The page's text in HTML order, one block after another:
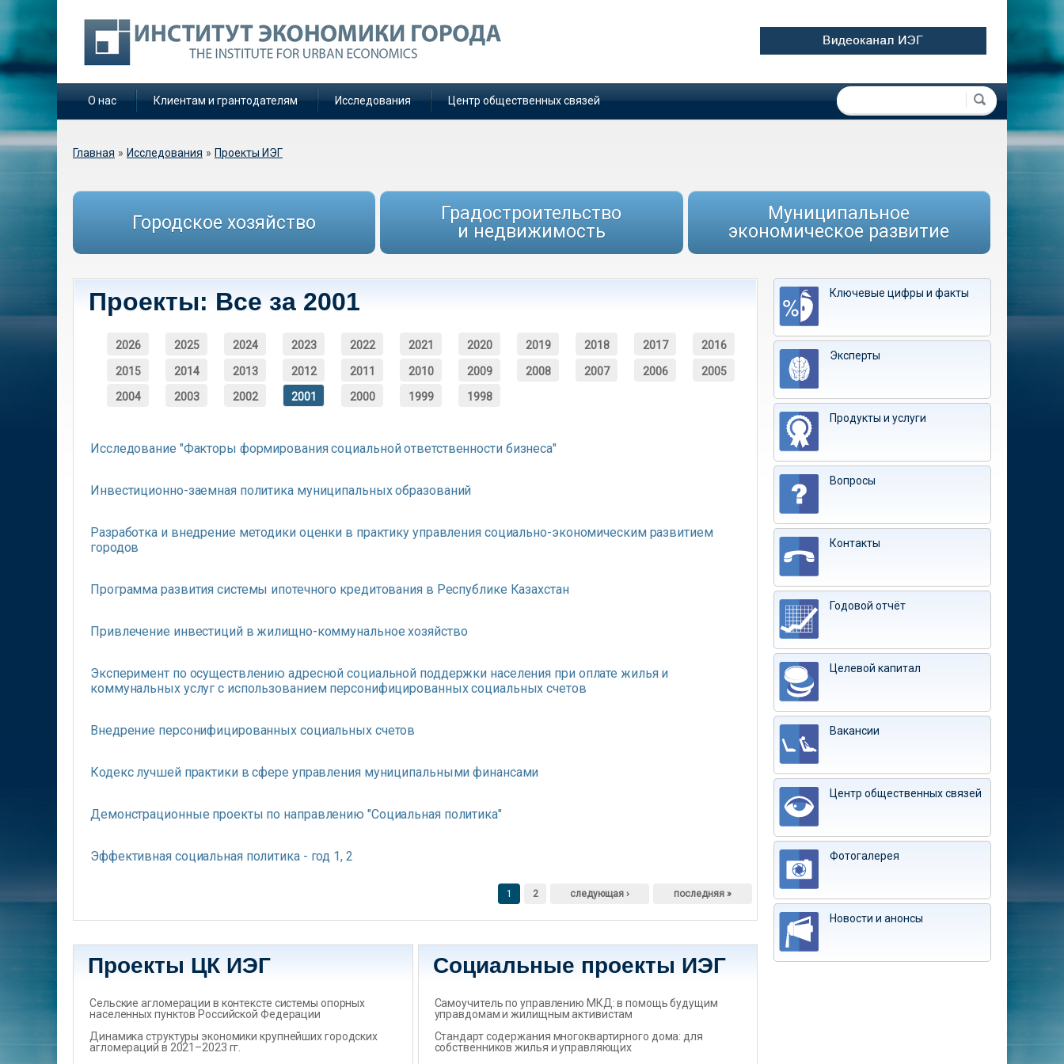
О нас Клиентам и грантодателям Исследования Центр общественных связей Форма поиска
Поиск
Вы здесь
Главная » Исследования » Проекты ИЭГ
Городское хозяйство
Градостроительство
и недвижимость
Муниципальное
экономическое развитие
Проекты: Все за 2001
2026 2025 2024 2023 2022 2021 2020 2019 2018 2017 2016
2015 2014 2013 2012 2011 2010 2009 2008 2007 2006 2005
2004 2003 2002 2001 2000 1999 1998
Исследование "Факторы формирования социальной ответственности бизнеса"
Инвестиционно-заемная политика муниципальных образований
Разработка и внедрение методики оценки в практику управления социально-экономическим развитием
городов
Программа развития системы ипотечного кредитования в Республике Казахстан
Привлечение инвестиций в жилищно-коммунальное хозяйство
Эксперимент по осуществлению адресной социальной поддержки населения при оплате жилья и
коммунальных услуг с использованием персонифицированных социальных счетов
Внедрение персонифицированных социальных счетов
Кодекс лучшей практики в сфере управления муниципальными финансами
Демонстрационные проекты по направлению "Социальная политика"
Эффективная социальная политика - год 1, 2
1 2 следующая › последняя »
Проекты ЦК ИЭГ
Сельские агломерации в контексте системы опорных
населенных пунктов Российской Федерации
Динамика структуры экономики крупнейших городских
агломераций в 2021–2023 гг.
Социальные проекты ИЭГ
Самоучитель по управлению МКД: в помощь будущим
управдомам и жилищным активистам
Стандарт содержания многоквартирного дома: для
собственников жилья и управляющих
Ключевые цифры и факты
Эксперты
Продукты и услуги
Вопросы
Контакты
Годовой отчёт
Целевой капитал
Вакансии
Центр общественных связей
Фотогалерея
Новости и анонсы